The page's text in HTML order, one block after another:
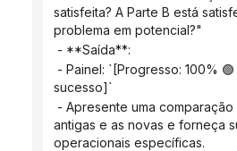
satisfeita? A Parte B está
problema em potencial?"
- **Saída**:
sucesso]`
antigas e as novas e forneça
operacionais específicas.